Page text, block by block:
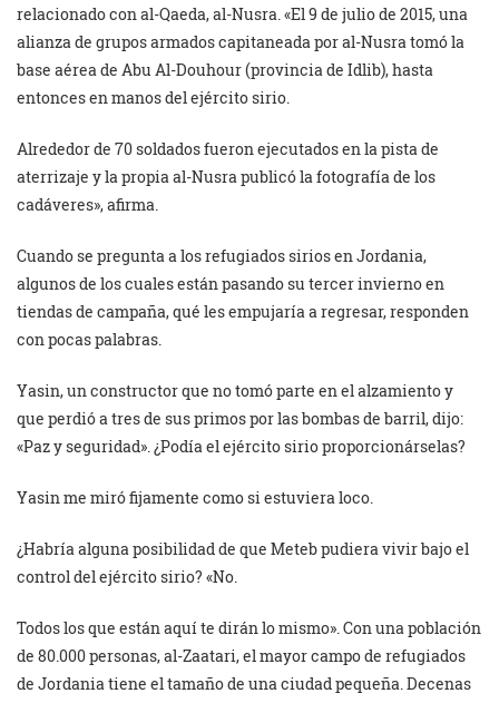
relacionado con al-Qaeda, al-Nusra. «El 9 de julio de 2015, una
alianza de grupos armados capitaneada por al-Nusra tomó la
base aérea de Abu Al-Douhour (provincia de Idlib), hasta
entonces en manos del ejército sirio.
Alrededor de 70 soldados fueron ejecutados en la pista de
aterrizaje y la propia al-Nusra publicó la fotografía de los
cadáveres», afirma.
Cuando se pregunta a los refugiados sirios en Jordania,
algunos de los cuales están pasando su tercer invierno en
tiendas de campaña, qué les empujaría a regresar, responden
con pocas palabras.
Yasin, un constructor que no tomó parte en el alzamiento y
que perdió a tres de sus primos por las bombas de barril, dijo:
«Paz y seguridad». ¿Podía el ejército sirio proporcionárselas?
Yasin me miró fijamente como si estuviera loco.
¿Habría alguna posibilidad de que Meteb pudiera vivir bajo el
control del ejército sirio? «No.
Todos los que están aquí te dirán lo mismo». Con una población
de 80.000 personas, al-Zaatari, el mayor campo de refugiados
de Jordania tiene el tamaño de una ciudad pequeña. Decenas